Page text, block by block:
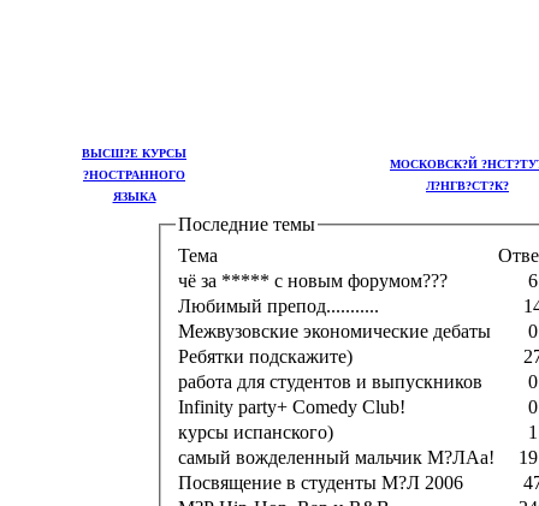
МОСКОВСК?Й
Л?НГВ?СТ?К?
ВЫСШ?Е КУРСЫ
?НОСТРАННОГО
ЯЗЫКА
Последние темы
Тема
чё за ***** с новым форумом???
6
Любимый препод...........
Межвузовские экономические дебаты
0
Ребятки подскажите)
работа для студентов и выпускников
0
Infinity party+ Comedy Club!
0
курсы испанского)
1
самый вожделенный мальчик М?ЛАа!
Посвящение в студенты М?Л 2006